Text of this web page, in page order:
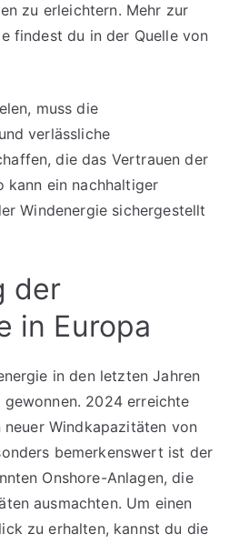
zu erleichtern. Mehr zur
findest du in der Quelle von
muss die
verlässliche
die das Vertrauen der
kann ein nachhaltiger
Windenergie sichergestellt
der
in Europa
in den letzten Jahren
2024 erreichte
Windkapazitäten von
bemerkenswert ist der
Onshore-Anlagen, die
ausmachten. Um einen
zu erhalten, kannst du die